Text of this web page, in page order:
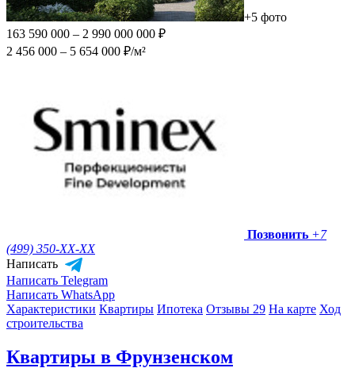
+5 фото
163 590 000 – 2 990 000 000 ₽
2 456 000 – 5 654 000 ₽/м²
Позвонить +7
(499) 350-XX-XX
Написать
Написать Telegram
Написать WhatsApp
Характеристики Квартиры Ипотека Отзывы 29 На карте Ход
строительства
Квартиры в Фрунзенском